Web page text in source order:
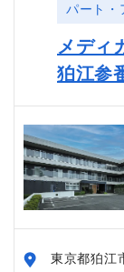
パート・
メディ
狛江参
東京都狛江